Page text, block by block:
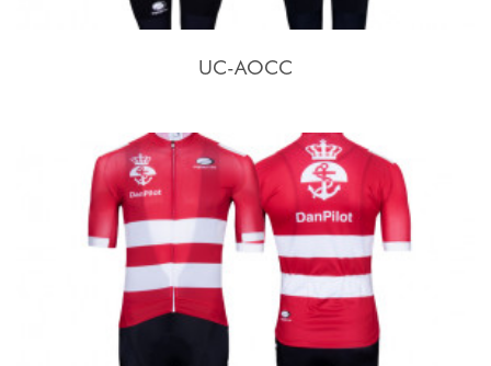
UC-AOCC